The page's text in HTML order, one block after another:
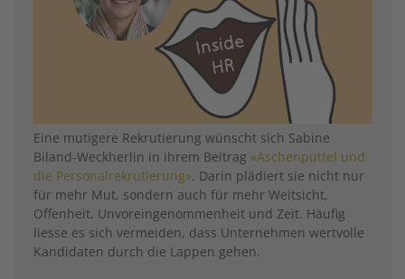
Eine mutigere Rekrutierung wünscht sich Sabine
Biland-Weckherlin in ihrem Beitrag «Aschenputtel und
die Personalrekrutierung». Darin plädiert sie nicht nur
für mehr Mut, sondern auch für mehr Weitsicht,
Offenheit, Unvoreingenommenheit und Zeit. Häufig
liesse es sich vermeiden, dass Unternehmen wertvolle
Kandidaten durch die Lappen gehen.